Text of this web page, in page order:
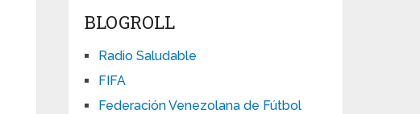
BLOGROLL
Radio Saludable
FIFA
Federación Venezolana de Fútbol